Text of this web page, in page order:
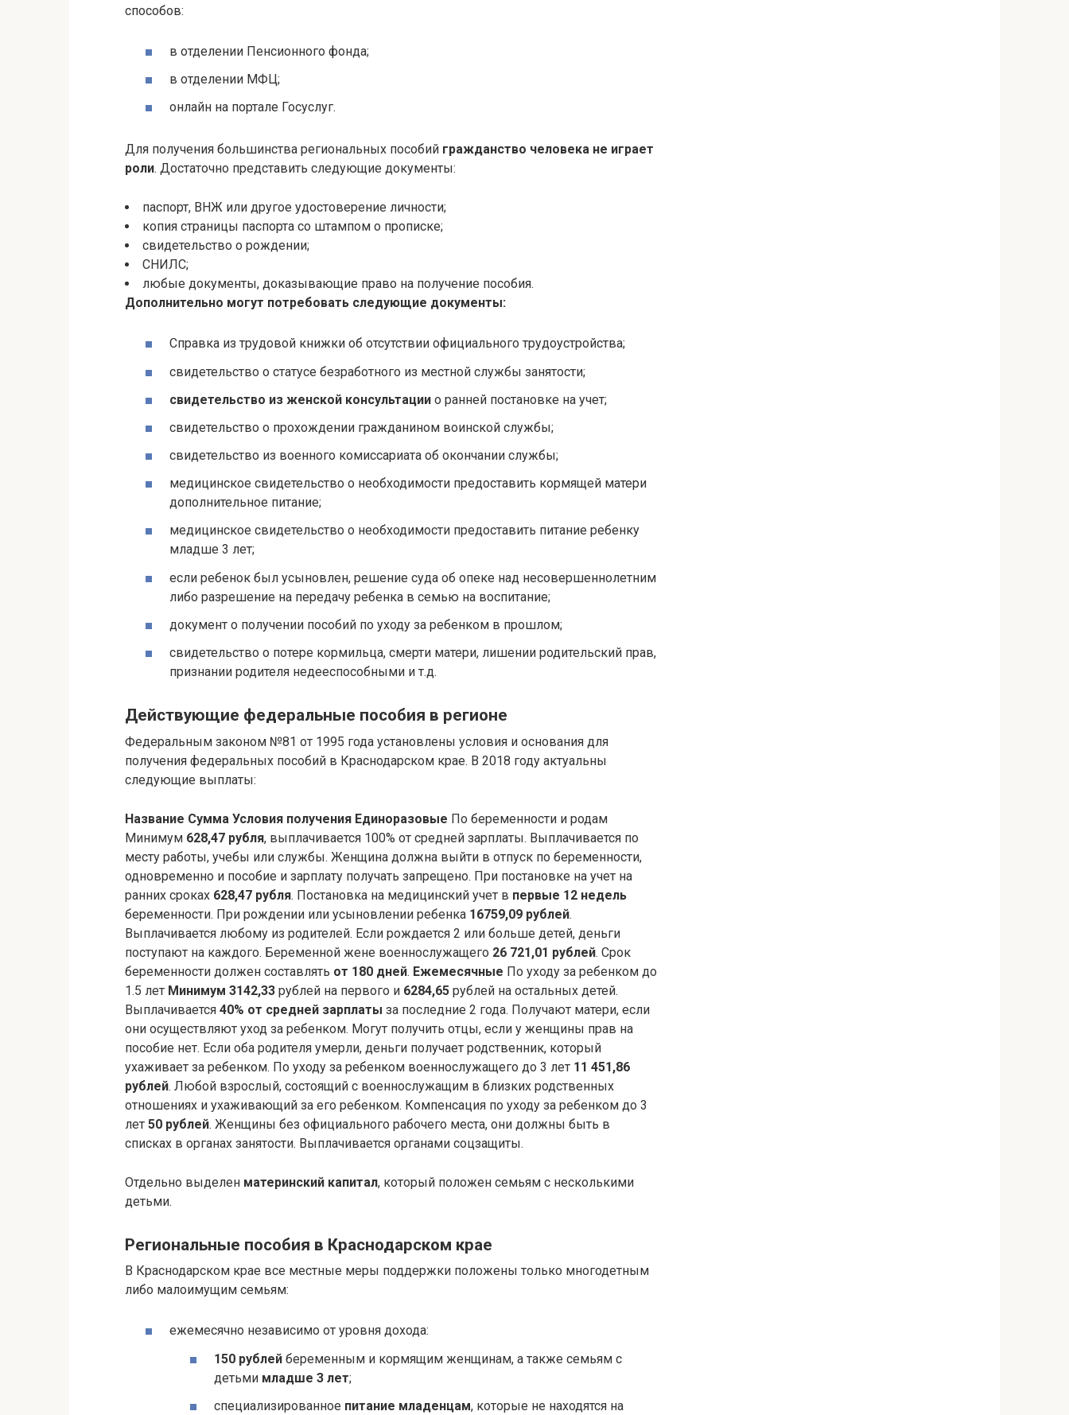
способов:
в отделении Пенсионного фонда;
в отделении МФЦ;
онлайн на портале Госуслуг.
Для получения большинства региональных пособий гражданство человека не играет
роли. Достаточно представить следующие документы:
паспорт, ВНЖ или другое удостоверение личности;
копия страницы паспорта со штампом о прописке;
свидетельство о рождении;
СНИЛС;
любые документы, доказывающие право на получение пособия.
Дополнительно могут потребовать следующие документы:
Справка из трудовой книжки об отсутствии официального трудоустройства;
свидетельство о статусе безработного из местной службы занятости;
свидетельство из женской консультации о ранней постановке на учет;
свидетельство о прохождении гражданином воинской службы;
свидетельство из военного комиссариата об окончании службы;
медицинское свидетельство о необходимости предоставить кормящей матери
дополнительное питание;
медицинское свидетельство о необходимости предоставить питание ребенку
младше 3 лет;
если ребенок был усыновлен, решение суда об опеке над несовершеннолетним
либо разрешение на передачу ребенка в семью на воспитание;
документ о получении пособий по уходу за ребенком в прошлом;
свидетельство о потере кормильца, смерти матери, лишении родительский прав,
признании родителя недееспособными и т.д.
Действующие федеральные пособия в регионе
Федеральным законом №81 от 1995 года установлены условия и основания для
получения федеральных пособий в Краснодарском крае. В 2018 году актуальны
следующие выплаты:
Название Сумма Условия получения Единоразовые По беременности и родам
Минимум 628,47 рубля, выплачивается 100% от средней зарплаты. Выплачивается по
месту работы, учебы или службы. Женщина должна выйти в отпуск по беременности,
одновременно и пособие и зарплату получать запрещено. При постановке на учет на
ранних сроках 628,47 рубля. Постановка на медицинский учет в первые 12 недель
беременности. При рождении или усыновлении ребенка 16759,09 рублей.
Выплачивается любому из родителей. Если рождается 2 или больше детей, деньги
поступают на каждого. Беременной жене военнослужащего 26 721,01 рублей. Срок
беременности должен составлять от 180 дней. Ежемесячные По уходу за ребенком до
1.5 лет Минимум 3142,33 рублей на первого и 6284,65 рублей на остальных детей.
Выплачивается 40% от средней зарплаты за последние 2 года. Получают матери, если
они осуществляют уход за ребенком. Могут получить отцы, если у женщины прав на
пособие нет. Если оба родителя умерли, деньги получает родственник, который
ухаживает за ребенком. По уходу за ребенком военнослужащего до 3 лет 11 451,86
рублей. Любой взрослый, состоящий с военнослужащим в близких родственных
отношениях и ухаживающий за его ребенком. Компенсация по уходу за ребенком до 3
лет 50 рублей. Женщины без официального рабочего места, они должны быть в
списках в органах занятости. Выплачивается органами соцзащиты.
Отдельно выделен материнский капитал, который положен семьям с несколькими
детьми.
Региональные пособия в Краснодарском крае
В Краснодарском крае все местные меры поддержки положены только многодетным
либо малоимущим семьям:
ежемесячно независимо от уровня дохода:
150 рублей беременным и кормящим женщинам, а также семьям с
детьми младше 3 лет;
специализированное питание младенцам, которые не находятся на